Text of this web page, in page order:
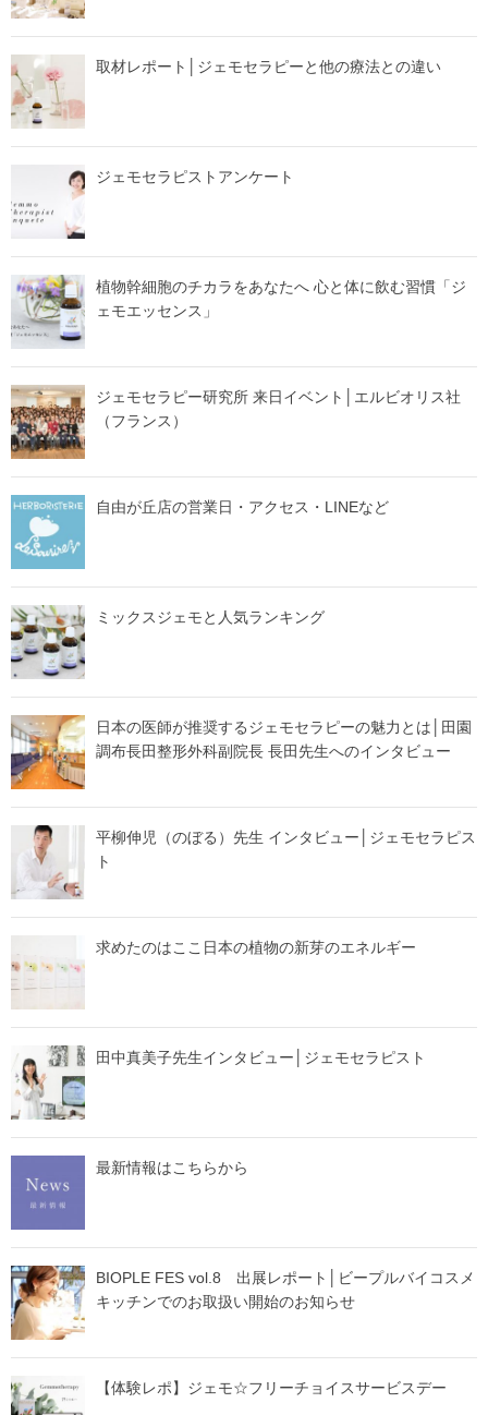
取材レポート│ジェモセラピーと他の療法との違い
ジェモセラピストアンケート
植物幹細胞のチカラをあなたへ 心と体に飲む習慣「ジ
ェモエッセンス」
ジェモセラピー研究所 来日イベント│エルビオリス社
（フランス）
自由が丘店の営業日・アクセス・LINEなど
ミックスジェモと人気ランキング
日本の医師が推奨するジェモセラピーの魅力とは│田園
調布長田整形外科副院長 長田先生へのインタビュー
平柳伸児（のぼる）先生 インタビュー│ジェモセラピス
ト
求めたのはここ日本の植物の新芽のエネルギー
田中真美子先生インタビュー│ジェモセラピスト
最新情報はこちらから
BIOPLE FES vol.8 出展レポート│ビープルバイコスメ
キッチンでのお取扱い開始のお知らせ
【体験レポ】ジェモ☆フリーチョイスサービスデー